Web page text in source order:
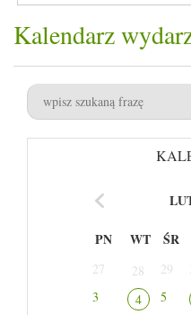
Kalendarz
PN WT ŚR
27 28 29
3
4 5